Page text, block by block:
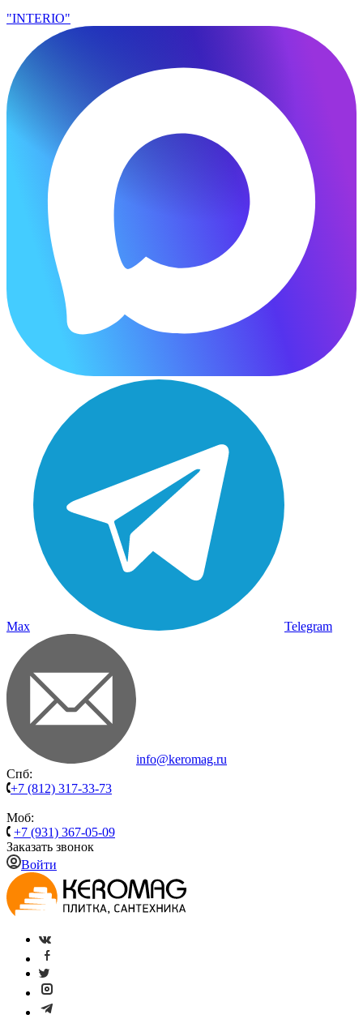
"INTERIO"
Max Telegram
info@keromag.ru
Спб:
+7 (812) 317-33-73
Моб:
+7 (931) 367-05-09
Заказать звонок
Войти